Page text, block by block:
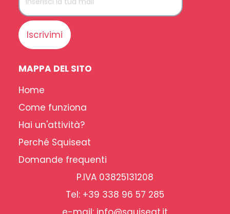
Iscrivimi
MAPPA DEL SITO
Home
Come funziona
Hai un'attività?
Perché Squiseat
Domande frequenti
P.IVA 03825131208
Tel: +39 338 96 57 285